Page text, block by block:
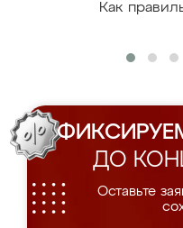
Как
ДО
Оставьте